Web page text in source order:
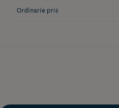
Ordinarie pris